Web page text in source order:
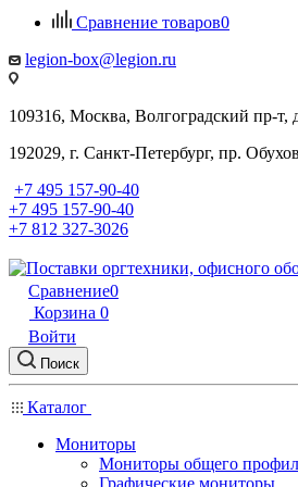
Сравнение товаров0
legion-box@legion.ru
109316, Москва, Волгоградский пр-
192029, г. Санкт-Петербург, пр.
+7 495 157-90-40
+7 495 157-90-40
+7 812 327-3026
Сравнение0
Корзина 0
Войти
Поиск
Каталог
Мониторы
Мониторы общего
Графические мониторы